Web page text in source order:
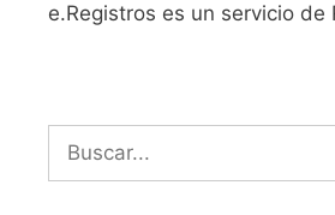
e.Registros es un servicio de
Buscar: